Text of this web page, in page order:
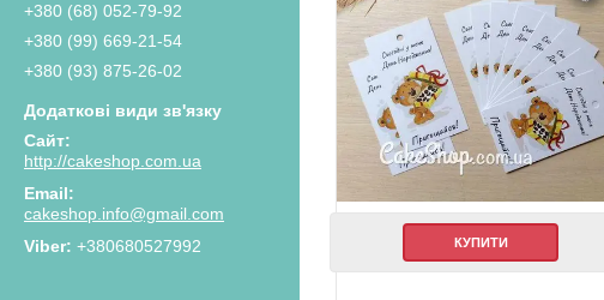
+380 (68) 052-79-92
+380 (99) 669-21-54
+380 (93) 875-26-02
http://cakeshop.com.ua
cakeshop.info@gmail.com
+380680527992
КУПИТИ